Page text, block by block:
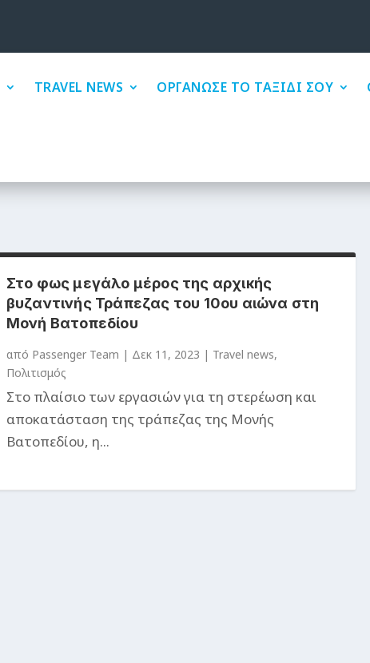
TRAVEL NEWS ΟΡΓΑΝΩΣΕ ΤΟ ΤΑΞΙΔΙ ΣΟΥ
Στο φως μεγάλο μέρος της αρχικής
βυζαντινής Τράπεζας του 10ου αιώνα στη
Μονή Βατοπεδίου
από Passenger Team | Δεκ 11, 2023 | Travel news,
Πολιτισμός
Στο πλαίσιο των εργασιών για τη στερέωση και
αποκατάσταση της τράπεζας της Μονής
Βατοπεδίου, η...